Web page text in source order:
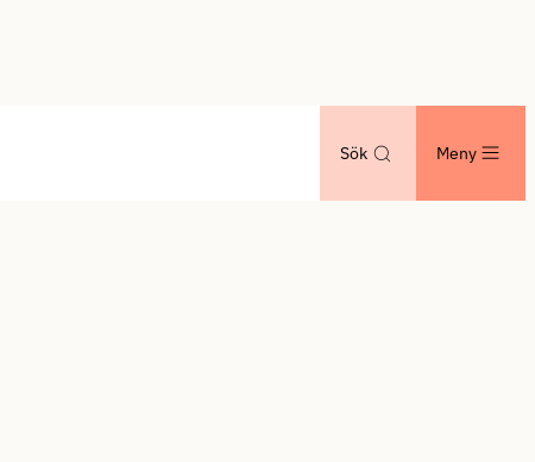
Sök Meny